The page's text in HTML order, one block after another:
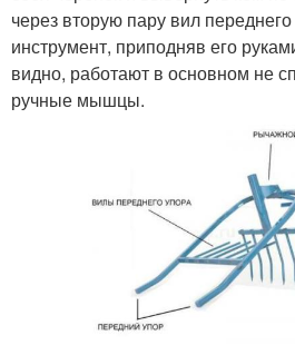
через вторую пару вил
инструмент, приподняв его
видно, работают в основном не
ручные мышцы.